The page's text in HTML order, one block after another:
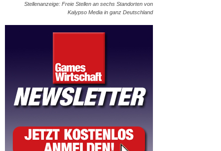
Stellenanzeige: Freie Stellen an sechs Standorten von
Kalypso Media in ganz Deutschland